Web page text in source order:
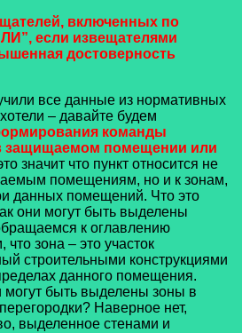
включенных по
если извещателями
достоверность
все данные из нормативных
– давайте будем
команды
защищаемом помещении или
значит что пункт относится не
помещениям, но и к зонам,
данных помещений. Что это
они могут быть выделены
к оглавлению
зона – это участок
строительными конструкциями
данного помещения.
могут быть выделены зоны в
Наверное нет,
выделенное стенами и